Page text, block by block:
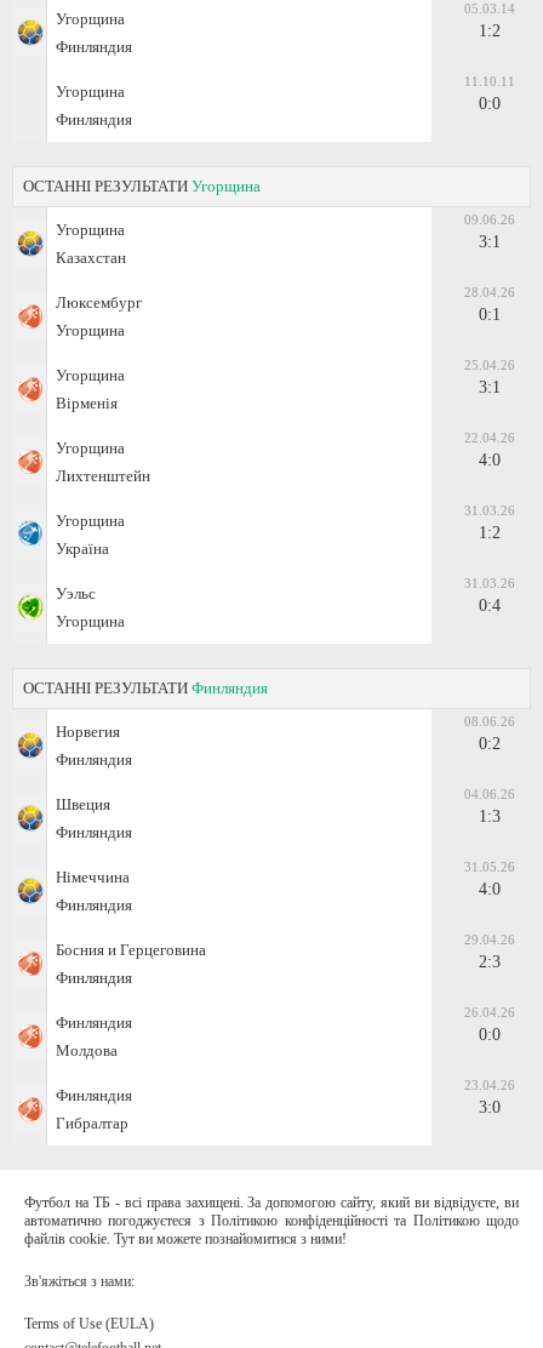
Угорщина
Финляндия
05.03.14
1:2
Угорщина
Финляндия
11.10.11
0:0
ОСТАННІ РЕЗУЛЬТАТИ Угорщина
Угорщина
Казахстан
09.06.26
3:1
Люксембург
Угорщина
28.04.26
0:1
Угорщина
Вірменія
25.04.26
3:1
Угорщина
Лихтенштейн
22.04.26
4:0
Угорщина
Україна
31.03.26
1:2
Уэльс
Угорщина
31.03.26
0:4
ОСТАННІ РЕЗУЛЬТАТИ Финляндия
Норвегия
Финляндия
08.06.26
0:2
Швеция
Финляндия
04.06.26
1:3
Німеччина
Финляндия
31.05.26
4:0
Босния и Герцеговина
Финляндия
29.04.26
2:3
Финляндия
Молдова
26.04.26
0:0
Финляндия
Гибралтар
23.04.26
3:0
Футбол на ТБ - всі права захищені. За допомогою сайту, який ви відвідуєте, ви
автоматично погоджуєтеся з Політикою конфіденційності та Політикою щодо
файлів cookie. Тут ви можете познайомитися з ними!
Зв'яжіться з нами:
Terms of Use (EULA)